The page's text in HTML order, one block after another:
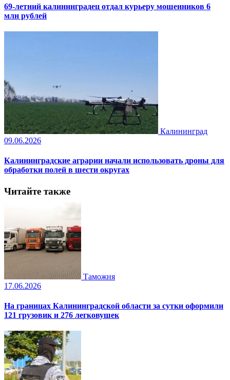
69-летний калининградец отдал курьеру мошенников 6
млн рублей
Калининград
09.06.2026
Калининградские аграрии начали использовать дроны для
обработки полей в шести округах
Читайте также
Таможня
17.06.2026
На границах Калининградской области за сутки оформили
121 грузовик и 276 легковушек